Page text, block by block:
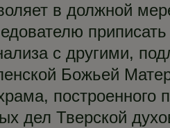
в должной
с другими,
Божьей
построенного
дел Тверской